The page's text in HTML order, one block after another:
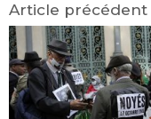
Article précédent